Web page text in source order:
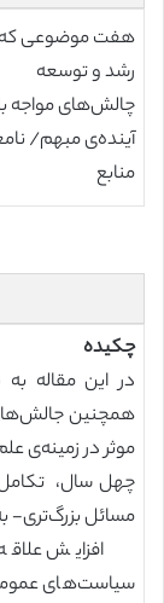
هفت موضوعی که
رشد و توسعه
چالش‌های مواجه
آینده‌ی مبهم/
منابع
چکیده
در این مقاله
همچنین
موثر در زمینه‌ی
چهل سال، تکامل
مسائل بزرگ‌تری-
افزایش
سیاست‌های